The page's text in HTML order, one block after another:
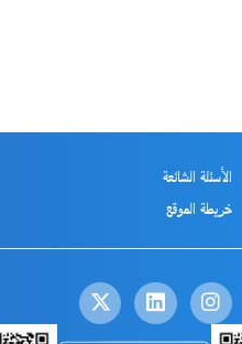
الأسئلة الشائعة
خريطة الموقع